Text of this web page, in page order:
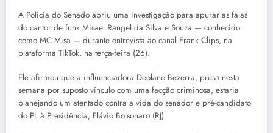
A Polícia do Senado abriu uma investigação para apurar as falas
do cantor de funk Misael Rangel da Silva e Souza — conhecido
como MC Misa — durante entrevista ao canal Frank Clips, na
plataforma TikTok, na terça-feira (26).
Ele afirmou que a influenciadora Deolane Bezerra, presa nesta
semana por suposto vínculo com uma facção criminosa, estaria
planejando um atentado contra a vida do senador e pré-candidato
do PL à Presidência, Flávio Bolsonaro (RJ).